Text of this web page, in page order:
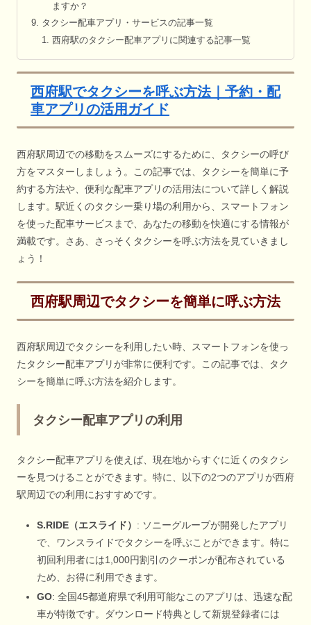
ますか？
タクシー配車アプリ・サービスの記事一覧
西府駅のタクシー配車アプリに関連する記事一覧
西府駅でタクシーを呼ぶ方法｜予約・配
車アプリの活用ガイド
西府駅周辺での移動をスムーズにするために、タクシーの呼び
方をマスターしましょう。この記事では、タクシーを簡単に予
約する方法や、便利な配車アプリの活用法について詳しく解説
します。駅近くのタクシー乗り場の利用から、スマートフォン
を使った配車サービスまで、あなたの移動を快適にする情報が
満載です。さあ、さっそくタクシーを呼ぶ方法を見ていきまし
ょう！
西府駅周辺でタクシーを簡単に呼ぶ方法
西府駅周辺でタクシーを利用したい時、スマートフォンを使っ
たタクシー配車アプリが非常に便利です。この記事では、タク
シーを簡単に呼ぶ方法を紹介します。
タクシー配車アプリの利用
タクシー配車アプリを使えば、現在地からすぐに近くのタクシ
ーを見つけることができます。特に、以下の2つのアプリが西府
駅周辺での利用におすすめです。
S.RIDE（エスライド） : ソニーグループが開発したアプリ
で、ワンスライドでタクシーを呼ぶことができます。特に
初回利用者には1,000円割引のクーポンが配布されている
ため、お得に利用できます。
GO: 全国45都道府県で利用可能なこのアプリは、迅速な配
車が特徴です。ダウンロード特典として新規登録者には